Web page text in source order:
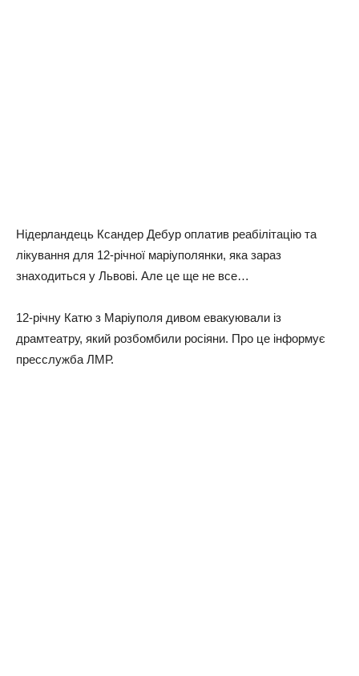
Нідерландець Ксандер Дебур оплатив реабілітацію та
лікування для 12-річної маріуполянки, яка зараз
знаходиться у Львові. Але це ще не все…
12-річну Катю з Маріуполя дивом евакуювали із
драмтеатру, який розбомбили росіяни. Про це інформує
пресслужба ЛМР.